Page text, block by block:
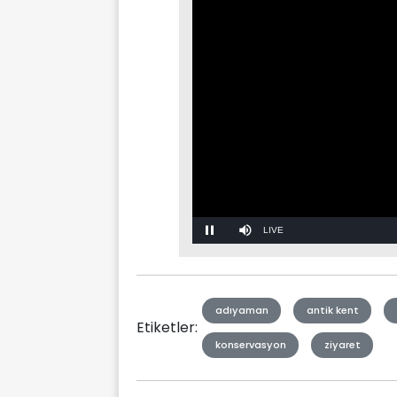
Mute Stream
Etiketler:
adıyaman antik kent
konservasyon ziyaret